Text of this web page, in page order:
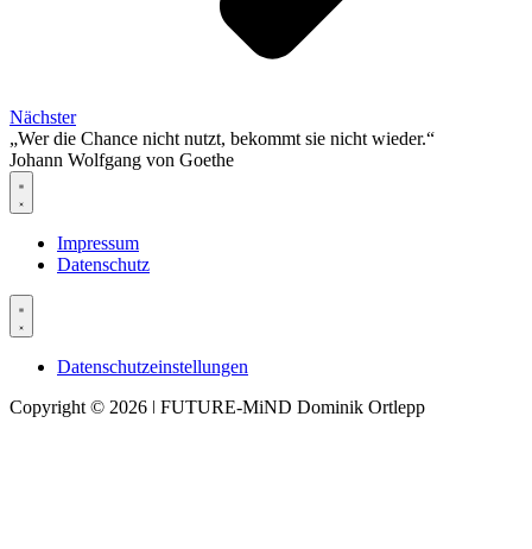
Nächster
„Wer die Chance nicht nutzt, bekommt sie nicht wieder.“
Johann Wolfgang von Goethe
Impressum
Datenschutz
Datenschutzeinstellungen
Copyright © 2026 ǀ FUTURE-MiND Dominik Ortlepp